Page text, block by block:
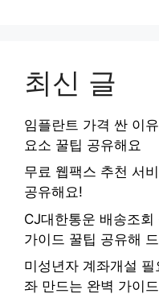
최신 글
임플란트 가격 싼 이
요소 꿀팁 공유해요
무료 웹팩스 추천 서
공유해요!
CJ대한통운 배송조
가이드 꿀팁 공유해
미성년자 계좌개설
좌 만드는 완벽 가이